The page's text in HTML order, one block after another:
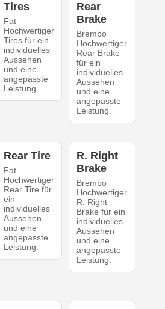
Tires
Fat
Hochwertiger
Tires für ein
individuelles
Aussehen
und eine
angepasste
Leistung.
Rear
Brake
Brembo
Hochwertiger
Rear Brake
für ein
individuelles
Aussehen
und eine
angepasste
Leistung.
Rear Tire
Fat
Hochwertiger
Rear Tire für
ein
individuelles
Aussehen
und eine
angepasste
Leistung.
R. Right
Brake
Brembo
Hochwertiger
R. Right
Brake für ein
individuelles
Aussehen
und eine
angepasste
Leistung.